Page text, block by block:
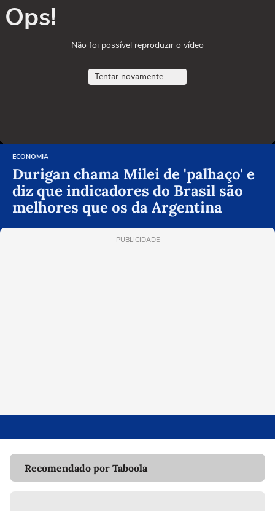
Ops!
Não foi possível reproduzir o vídeo
Tentar novamente
ECONOMIA
Durigan chama Milei de 'palhaço' e
diz que indicadores do Brasil são
melhores que os da Argentina
PUBLICIDADE
Recomendado por Taboola